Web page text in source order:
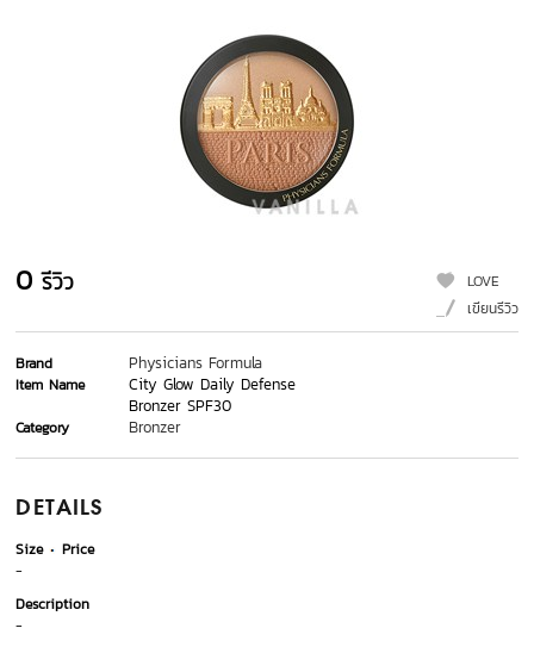
0 รีวิว
LOVE
เขียนรีวิว
Brand Physicians Formula
Item Name
City Glow Daily Defense
Bronzer SPF30
Category Bronzer
DETAILS
Size
Price
-
Description
-